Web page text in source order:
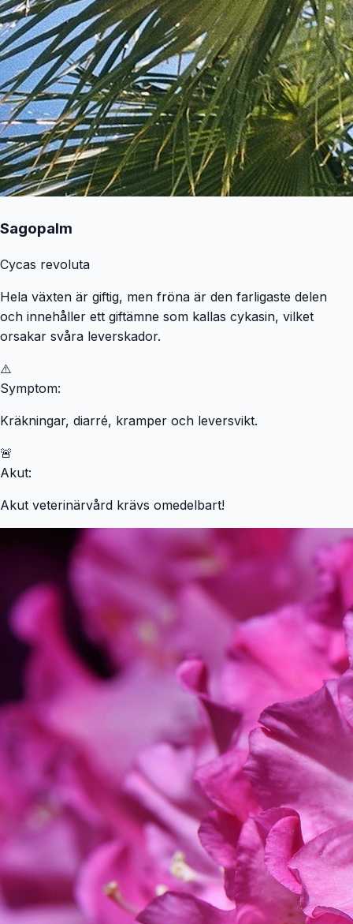
Sagopalm
Cycas revoluta
Hela växten är giftig, men fröna är den farligaste delen
och innehåller ett giftämne som kallas cykasin, vilket
orsakar svåra leverskador.
⚠️
Symptom:
Kräkningar, diarré, kramper och leversvikt.
🚨
Akut:
Akut veterinärvård krävs omedelbart!